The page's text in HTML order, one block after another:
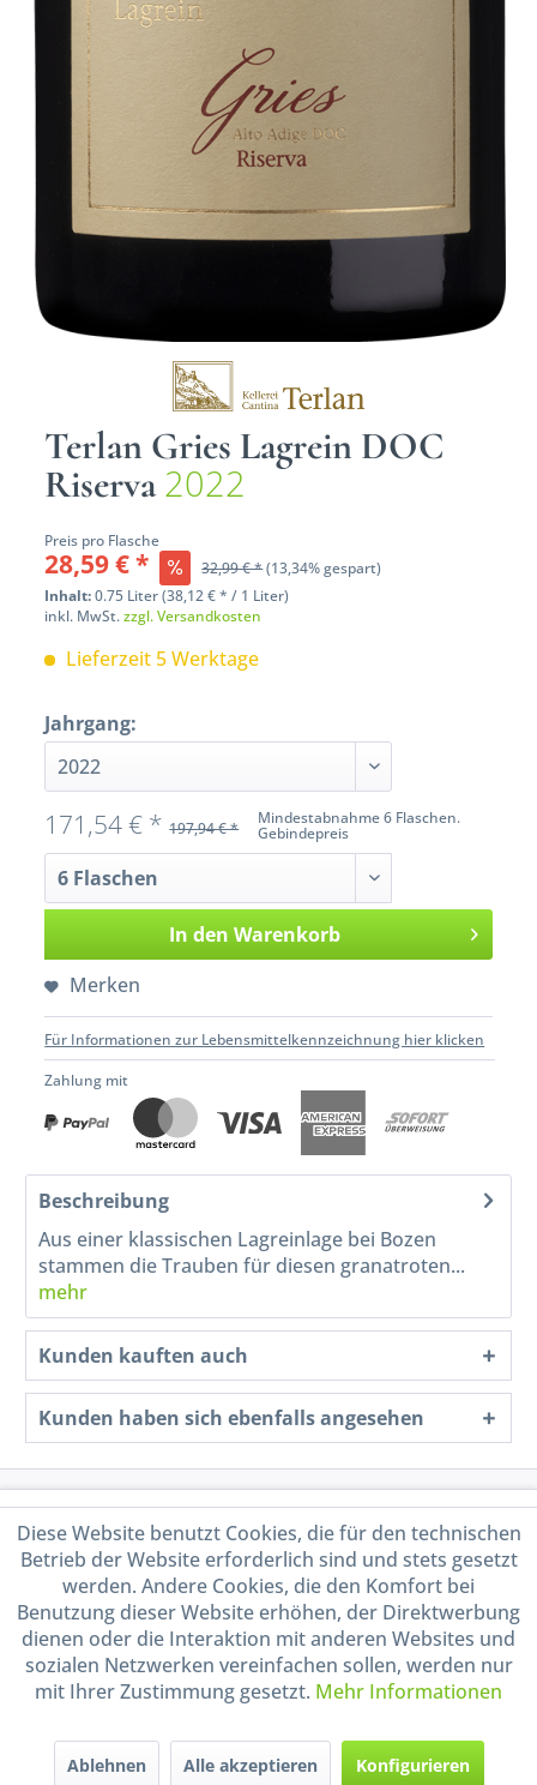
Terlan Gries Lagrein DOC
Riserva2022
Preis pro Flasche
28,59 € * 32,99 € *(13,34% gespart)
Inhalt:0.75 Liter (38,12 € * / 1 Liter)
inkl. MwSt.zzgl. Versandkosten
Lieferzeit 5 Werktage
Jahrgang:
Mindestabnahme 6 Flaschen.
Gebindepreis
171,54 € * 197,94 € *
In den Warenkorb
Merken
Für Informationen zur Lebensmittelkennzeichnung hier klicken
Zahlung mit
Beschreibung
Aus einer klassischen Lagreinlage bei Bozen
stammen die Trauben für diesen granatroten...
mehr
Kunden kauften auch
Kunden haben sich ebenfalls angesehen
Shop Service
Informationen
Handel mit BIO-Weinen
durch DE-ÖKO-009
Diese Website benutzt Cookies, die für den technischen
Betrieb der Website erforderlich sind und stets gesetzt
werden. Andere Cookies, die den Komfort bei
Benutzung dieser Website erhöhen, der Direktwerbung
dienen oder die Interaktion mit anderen Websites und
sozialen Netzwerken vereinfachen sollen, werden nur
mit Ihrer Zustimmung gesetzt. Mehr Informationen
Ablehnen Alle akzeptieren Konfigurieren